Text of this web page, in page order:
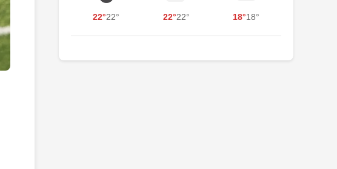
22°22° 22°22° 18°18°